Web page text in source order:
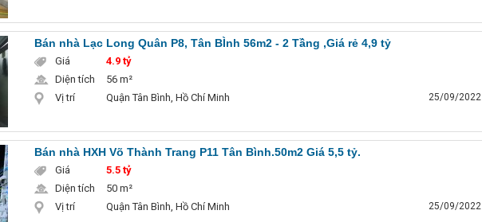
Bán nhà Lạc Long Quân P8, Tân BÌnh 56m2 - 2 Tầng ,Giá rẻ 4,9 tỷ
Giá
4.9 tỷ
Diện tích
56 m²
Vị trí
Quận Tân Bình, Hồ Chí Minh 25/09/2022
Bán nhà HXH Võ Thành Trang P11 Tân Bình.50m2 Giá 5,5 tỷ.
Giá
5.5 tỷ
Diện tích
50 m²
Vị trí
Quận Tân Bình, Hồ Chí Minh 25/09/2022